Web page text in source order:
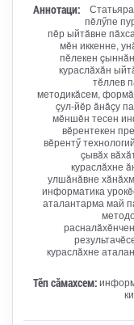
Аннотаци:
пĕлӳпе
пĕр ыйтăвне
мĕн иккенне,
пĕлекен
кураслăхăн
тĕллев
методикăсем,
çул-йĕр ăнăçу
мĕншĕн тесен
вĕрентекен
вĕрентӳ
çывăх
кураслăхне
улшăнăвне
информатика
аталантарма май
кураслăхне
Тӗп сӑмахсем: